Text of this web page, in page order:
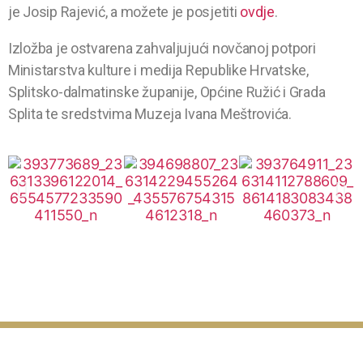
je Josip Rajević, a možete je posjetiti ovdje.
Izložba je ostvarena zahvaljujući novčanoj potpori
Ministarstva kulture i medija Republike Hrvatske,
Splitsko-dalmatinske županije, Općine Ružić i Grada
Splita te sredstvima Muzeja Ivana Meštrovića.